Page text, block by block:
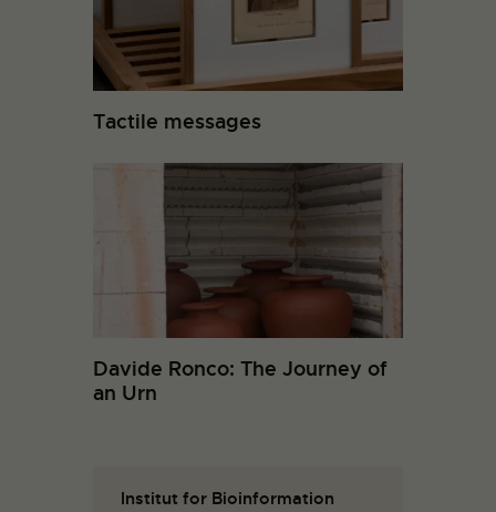
Tactile messages
Davide Ronco: The Journey of
an Urn
Institut for Bioinformation